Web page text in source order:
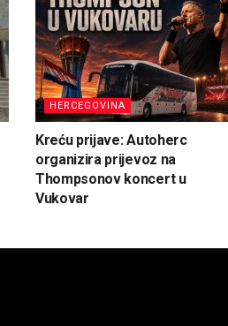
HERCEGOVINA
Kreću prijave: Autoherc
organizira prijevoz na
Thompsonov koncert u
Vukovar